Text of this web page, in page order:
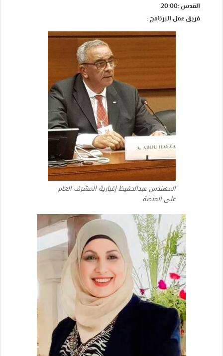
القدس :20:00
فريق عمل البرنامج :
المهندس عبدالحفيظ إغبارية المشرف العام
على المنصة